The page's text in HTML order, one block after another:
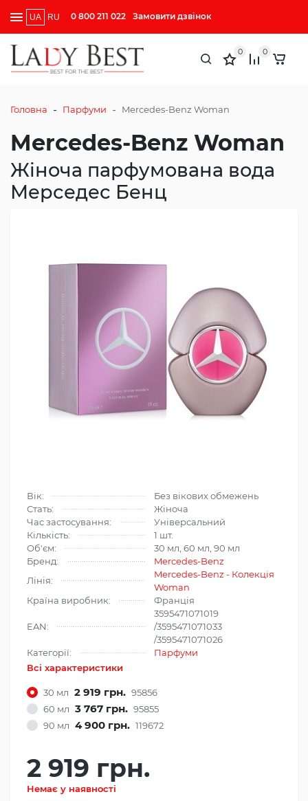
UA RU 0 800 211 022 Замовити дзвінок
0 0
Головна - Парфуми - Mercedes-Benz Woman
Mercedes-Benz Woman
Жіноча парфумована вода
Мерседес Бенц
Вік:
Без вікових обмежень
Стать:
Жіноча
Час застосування:
Універсальний
Кількість:
1 шт.
Об'єм:
30 мл, 60 мл, 90 мл
Бренд:
Mercedes-Benz
Лінія:
Mercedes-Benz - Колекція
Woman
Країна виробник:
Франція
EAN:
3595471071019
/3595471071033
/3595471071026
Категорії:
Парфуми
Всі характеристики
30 мл 2 919 грн. 95856
60 мл 3 767 грн. 95855
90 мл 4 900 грн. 119672
2 919 грн.
Немає у наявності